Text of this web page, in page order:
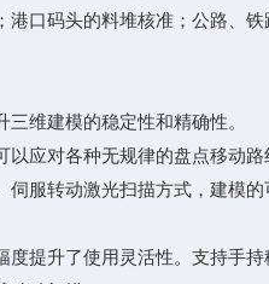
码头的料堆核准；公路、铁
维建模的稳定性和精确性。
对各种无规律的盘点移动路
转动激光扫描方式，建模的
提升了使用灵活性。支持手持